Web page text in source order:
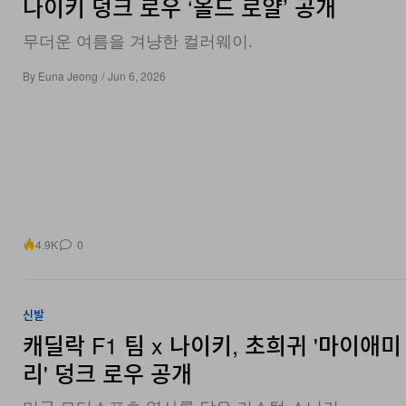
나이키 덩크 로우 ‘올드 로얄’ 공개
무더운 여름을 겨냥한 컬러웨이.
By Euna Jeong / Jun 6, 2026
4.9K 0
신발
캐딜락 F1 팀 x 나이키, 초희귀 '마이애
리' 덩크 로우 공개